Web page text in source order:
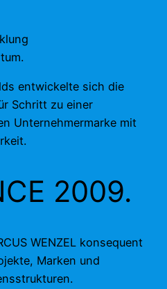
entwickelte sich die
Schritt zu einer
Unternehmermarke mit
2009.
WENZEL konsequent
Marken und